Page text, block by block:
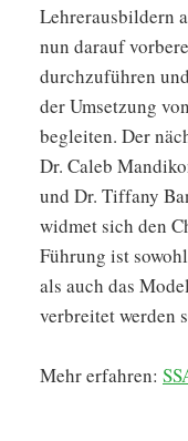
Lehrerausbildern
nun darauf
durchzuführen
der Umsetzung
begleiten. Der
Dr. Caleb
und Dr. Tiffany
widmet sich den
Führung ist
als auch das
verbreitet werden
Mehr erfahren: